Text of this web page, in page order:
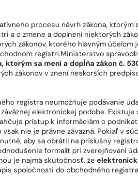
procesu návrh zákona, ktorým
a o zmene a doplnení niektorých
zákonov, ktorého hlavným účelom
registri.Ministerstvo
ktorým sa mení a dopĺňa zákon č.
zákonov v znení neskorších
registra neumožňuje podávanie
elektronickej podobe. Existuje
prístup k informáciám o
nie je právne záväzná. Pokiaľ v
aby sa obrátil na príslušný
formalít pri zverejňovaní
je najmä skutočnosť, že
spoločnosti do obchodného